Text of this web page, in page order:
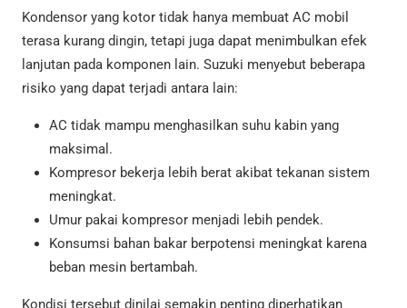
Kondensor yang kotor tidak hanya membuat AC mobil
terasa kurang dingin, tetapi juga dapat menimbulkan efek
lanjutan pada komponen lain. Suzuki menyebut beberapa
risiko yang dapat terjadi antara lain:
AC tidak mampu menghasilkan suhu kabin yang
maksimal.
Kompresor bekerja lebih berat akibat tekanan sistem
meningkat.
Umur pakai kompresor menjadi lebih pendek.
Konsumsi bahan bakar berpotensi meningkat karena
beban mesin bertambah.
Kondisi tersebut dinilai semakin penting diperhatikan